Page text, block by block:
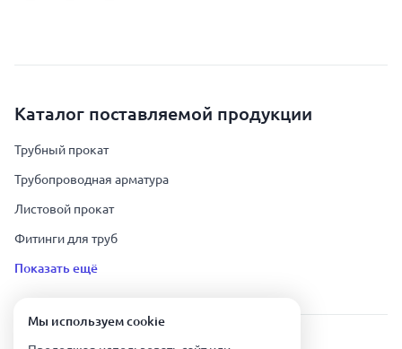
Каталог поставляемой продукции
Трубный прокат
Трубопроводная арматура
Листовой прокат
Фитинги для труб
Показать ещё
Урал Тех Экспорт — Казахстан © 2019-
Мы используем сookie